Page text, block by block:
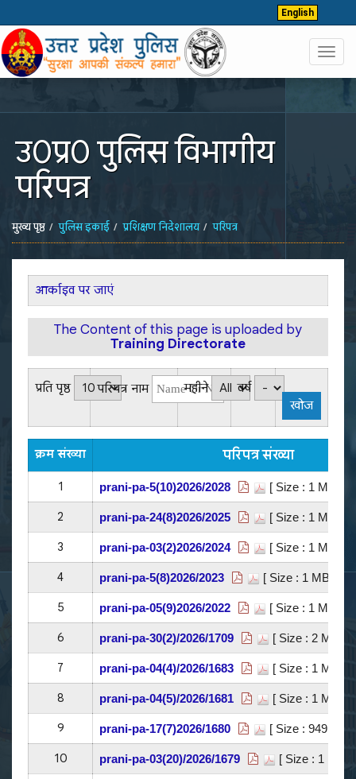
English
उ0प्र0 पुलिस विभागीय
परिपत्र
मुख्य पृष्ठ पुलिस इकाई प्रशिक्षण निदेशालय परिपत्र
आर्काइव पर जाएं
The Content of this page is uploaded by
Training Directorate
प्रति पृष्ठ परिपत्र नाम महीने वर्ष
क्रम संख्या परिपत्र संख्या
1 prani-pa-5(10)2026/2028 [ Size : 1 MB]
2 prani-pa-24(8)2026/2025 [ Size : 1 MB]
3 prani-pa-03(2)2026/2024 [ Size : 1 MB]
4 prani-pa-5(8)2026/2023 [ Size : 1 MB]
5 prani-pa-05(9)2026/2022 [ Size : 1 MB]
6 prani-pa-30(2)/2026/1709 [ Size : 2 MB]
7 prani-pa-04(4)/2026/1683 [ Size : 1 MB]
8 prani-pa-04(5)/2026/1681 [ Size : 1 MB]
9 prani-pa-17(7)2026/1680 [ Size : 949 KB]
10 prani-pa-03(20)/2026/1679 [ Size : 1 MB]